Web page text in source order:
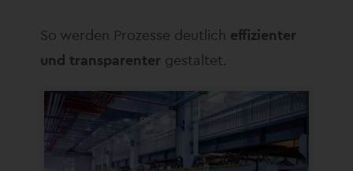
So werden Prozesse deutlich effizienter
und transparenter gestaltet.